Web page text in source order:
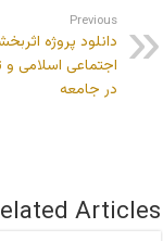
Previous
دانلود پروژه
اجتماعی اسلامی
در جامعه
Articles